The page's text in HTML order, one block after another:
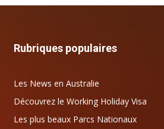
Rubriques populaires
Les News en Australie
Découvrez le Working Holiday Visa
Les plus beaux Parcs Nationaux